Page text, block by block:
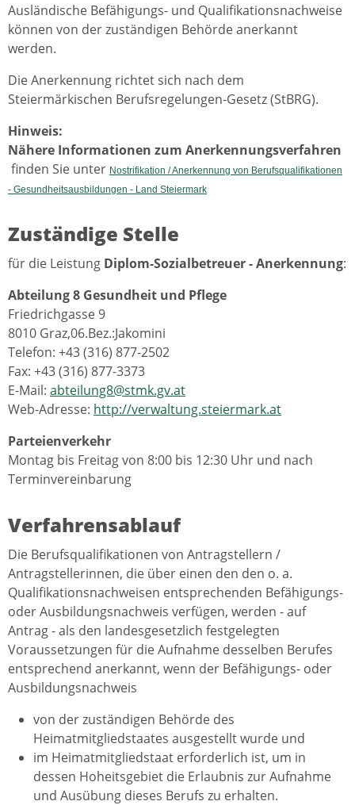
Ausländische Befähigungs- und Qualifikationsnachweise
können von der zuständigen Behörde anerkannt
werden.
Die Anerkennung richtet sich nach dem
Steiermärkischen Berufsregelungen-Gesetz (StBRG).
Hinweis:
Nähere Informationen zum Anerkennungsverfahren
finden Sie unter Nostrifikation / Anerkennung von Berufsqualifikationen
- Gesundheitsausbildungen - Land Steiermark
Zuständige Stelle
für die Leistung Diplom-Sozialbetreuer - Anerkennung:
Abteilung 8 Gesundheit und Pflege
Friedrichgasse 9
8010 Graz,06.Bez.:Jakomini
Telefon: +43 (316) 877-2502
Fax: +43 (316) 877-3373
E-Mail: abteilung8@stmk.gv.at
Web-Adresse: http://verwaltung.steiermark.at
Parteienverkehr
Montag bis Freitag von 8:00 bis 12:30 Uhr und nach
Terminvereinbarung
Verfahrensablauf
Die Berufsqualifikationen von Antragstellern /
Antragstellerinnen, die über einen den den o. a.
Qualifikationsnachweisen entsprechenden Befähigungs-
oder Ausbildungsnachweis verfügen, werden - auf
Antrag - als den landesgesetzlich festgelegten
Voraussetzungen für die Aufnahme desselben Berufes
entsprechend anerkannt, wenn der Befähigungs- oder
Ausbildungsnachweis
von der zuständigen Behörde des
Heimatmitgliedstaates ausgestellt wurde und
im Heimatmitgliedstaat erforderlich ist, um in
dessen Hoheitsgebiet die Erlaubnis zur Aufnahme
und Ausübung dieses Berufs zu erhalten.